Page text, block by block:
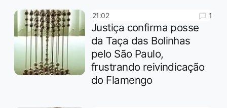
21:02 1
Justiça confirma posse
da Taça das Bolinhas
pelo São Paulo,
frustrando reivindicação
do Flamengo